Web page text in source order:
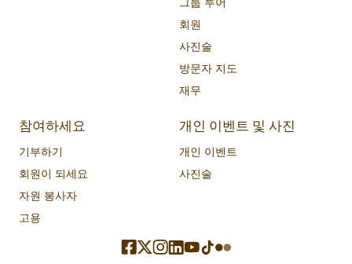
회원
사진술
방문자 지도
재무
참여하세요
기부하기
회원이 되세요
자원 봉사자
고용
개인 이벤트 및 사진
개인 이벤트
사진술